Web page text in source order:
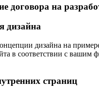
договора на
дизайна
дизайна на
в соответствии с вашим
страниц